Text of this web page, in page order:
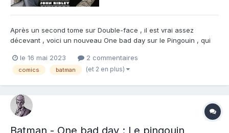
Après un second tome sur Double-face , il est vrai assez
décevant , voici un nouveau One bad day sur le Pingouin , qui
d'un Oswald Cobblepot méconnaissable , assis sur un banc
avec Gotham city le narguant au loin . Une barbe de 3 jours...
le 16 mai 2023 2 commentaires
comics batman (et 2 en plus)
Batman - One bad day : Le pingouin